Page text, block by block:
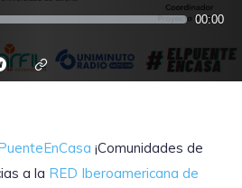
00:00
¡Comunidades de
a la RED Iberoamericana de